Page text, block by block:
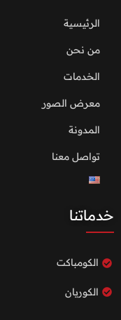
الرئيسية
من نحن
الخدمات
معرض الصور
المدونة
تواصل معنا
خدماتنا
الكومباكت
الكوريان